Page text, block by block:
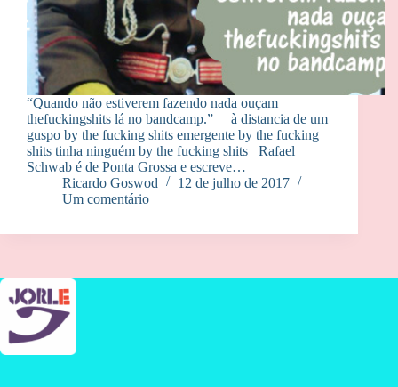
“Quando não estiverem fazendo nada ouçam
thefuckingshits lá no bandcamp.” à distancia de um
guspo by the fucking shits emergente by the fucking
shits tinha ninguém by the fucking shits Rafael
Schwab é de Ponta Grossa e escreve…
Ricardo Goswod
12 de julho de 2017
Um comentário